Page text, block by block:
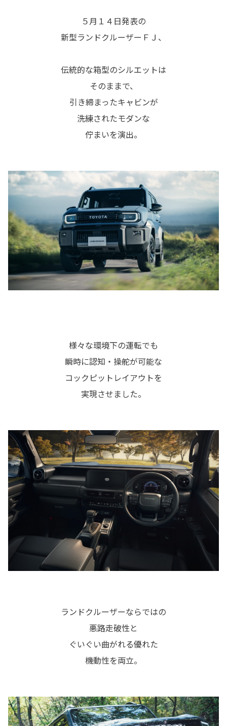
５月１４日発表の
新型ランドクルーザーＦＪ、
伝統的な箱型のシルエットは
そのままで、
引き締まったキャビンが
洗練されたモダンな
佇まいを演出。
様々な環境下の運転でも
瞬時に認知・操舵が可能な
コックピットレイアウトを
実現させました。
ランドクルーザーならではの
悪路走破性と
ぐいぐい曲がれる優れた
機動性を両立。